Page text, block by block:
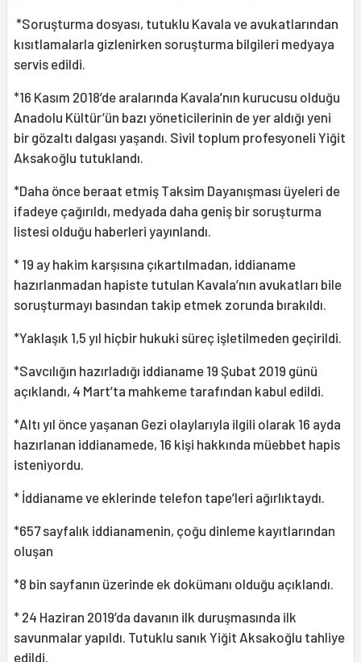
*Soruşturma dosyası, tutuklu Kavala ve avukatlarından
kısıtlamalarla gizlenirken soruşturma bilgileri medyaya
servis edildi.
*16 Kasım 2018’de aralarında Kavala’nın kurucusu olduğu
Anadolu Kültür’ün bazı yöneticilerinin de yer aldığı yeni
bir gözaltı dalgası yaşandı. Sivil toplum profesyoneli Yiğit
Aksakoğlu tutuklandı.
*Daha önce beraat etmiş Taksim Dayanışması üyeleri de
ifadeye çağırıldı, medyada daha geniş bir soruşturma
listesi olduğu haberleri yayınlandı.
* 19 ay hakim karşısına çıkartılmadan, iddianame
hazırlanmadan hapiste tutulan Kavala’nın avukatları bile
soruşturmayı basından takip etmek zorunda bırakıldı.
*Yaklaşık 1,5 yıl hiçbir hukuki süreç işletilmeden geçirildi.
*Savcılığın hazırladığı iddianame 19 Şubat 2019 günü
açıklandı, 4 Mart’ta mahkeme tarafından kabul edildi.
*Altı yıl önce yaşanan Gezi olaylarıyla ilgili olarak 16 ayda
hazırlanan iddianamede, 16 kişi hakkında müebbet hapis
isteniyordu.
* İddianame ve eklerinde telefon tape’leri ağırlıktaydı.
*657 sayfalık iddianamenin, çoğu dinleme kayıtlarından
oluşan
*8 bin sayfanın üzerinde ek dokümanı olduğu açıklandı.
* 24 Haziran 2019’da davanın ilk duruşmasında ilk
savunmalar yapıldı. Tutuklu sanık Yiğit Aksakoğlu tahliye
edildi.